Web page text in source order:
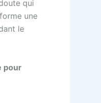
qui
une
le
pour